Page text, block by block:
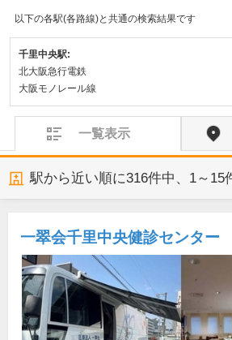
以下の各駅(各路線)と共通の検索結果です
千里中央駅:
北大阪急行電鉄
大阪モノレール線
一覧表示
駅から近い順に316件中、 1～15
一翠会千里中央健診センター